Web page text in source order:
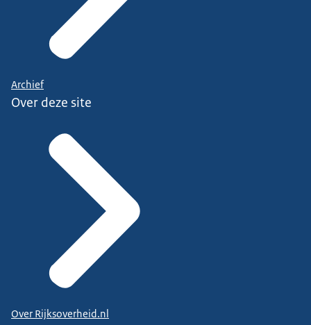
Archief
Over deze site
Over Rijksoverheid.nl